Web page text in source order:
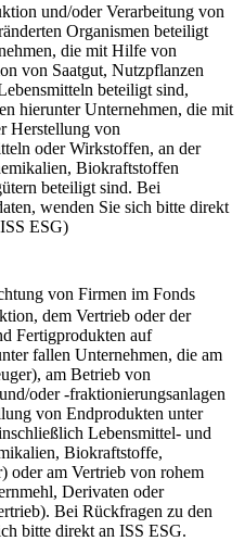
und/oder Verarbeitung von
Organismen beteiligt
die mit Hilfe von
von Saatgut, Nutzpflanzen
beteiligt sind,
hierunter Unternehmen, die mit
Herstellung von
oder Wirkstoffen, an der
Biokraftstoffen
beteiligt sind. Bei
wenden Sie sich bitte direkt
ESG)
von Firmen im Fonds
dem Vertrieb oder der
Fertigprodukten auf
fallen Unternehmen, die am
am Betrieb von
oder -fraktionierungsanlagen
von Endprodukten unter
Lebensmittel- und
Biokraftstoffe,
oder am Vertrieb von rohem
Derivaten oder
Bei Rückfragen zu den
bitte direkt an ISS ESG.